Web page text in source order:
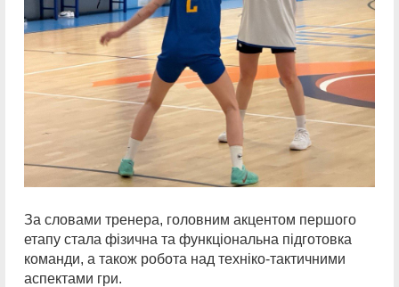
За словами тренера, головним акцентом першого
етапу стала фізична та функціональна підготовка
команди, а також робота над техніко-тактичними
аспектами гри.